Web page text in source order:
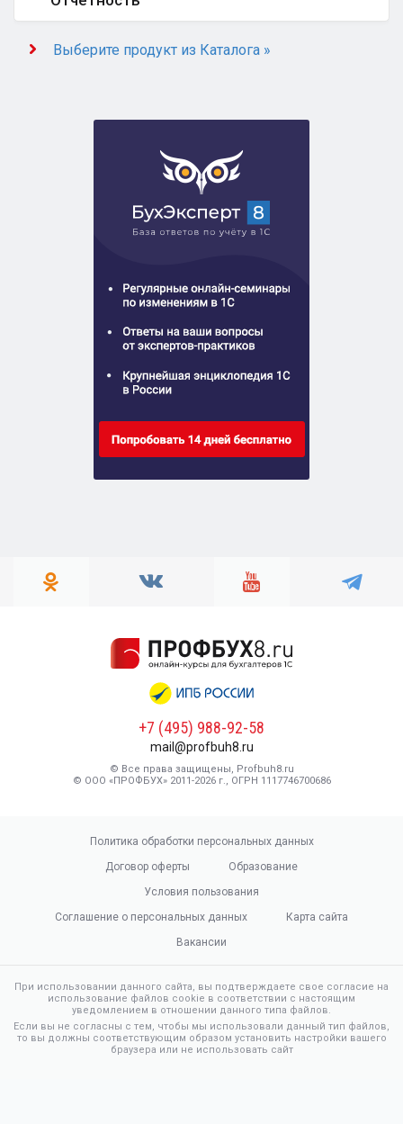
Выберите продукт из Каталога »
+7 (495) 988-92-58
mail@profbuh8.ru
© Все права защищены, Profbuh8.ru
© ООО «ПРОФБУХ» 2011-2026 г., ОГРН 1117746700686
Политика обработки персональных данных
Договор оферты
Образование
Условия пользования
Соглашение о персональных данных
Карта сайта
Вакансии
При использовании данного сайта, вы подтверждаете свое согласие на
использование файлов cookie в соответствии с настоящим
уведомлением в отношении данного типа файлов.
Если вы не согласны с тем, чтобы мы использовали данный тип файлов,
то вы должны соответствующим образом установить настройки вашего
браузера или не использовать сайт